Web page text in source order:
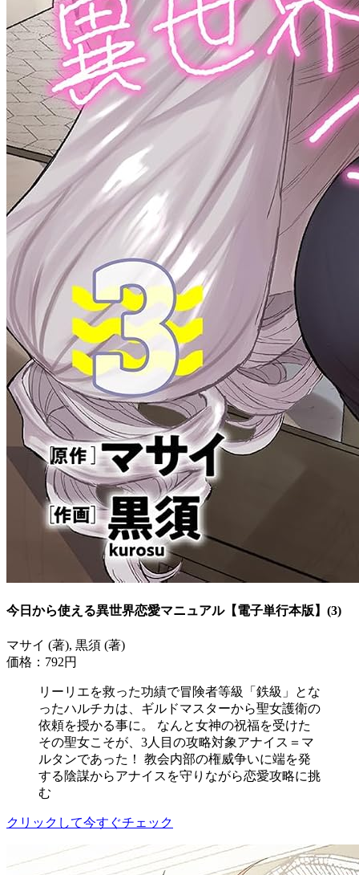
今日から使える異世界恋愛マニュアル【電子単行本版】(3)
マサイ (著), 黒須 (著)
価格：792円
リーリエを救った功績で冒険者等級「鉄級」とな
ったハルチカは、ギルドマスターから聖女護衛の
依頼を授かる事に。 なんと女神の祝福を受けた
その聖女こそが、3人目の攻略対象アナイス＝マ
ルタンであった！ 教会内部の権威争いに端を発
する陰謀からアナイスを守りながら恋愛攻略に挑
む
クリックして今すぐチェック